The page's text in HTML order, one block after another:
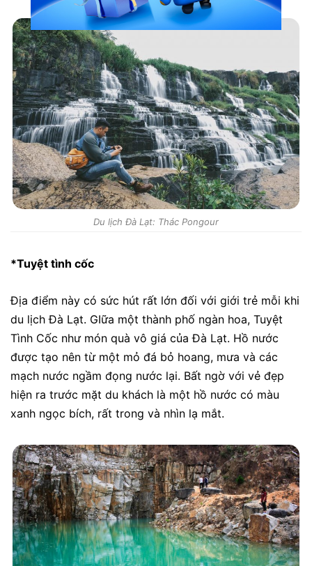
Du lịch Đà Lạt: Thác Pongour
*Tuyệt tình cốc
Địa điểm này có sức hút rất lớn đối với giới trẻ mỗi khi
du lịch Đà Lạt. GIữa một thành phố ngàn hoa, Tuyệt
Tình Cốc như món quà vô giá của Đà Lạt. Hồ nước
được tạo nên từ một mỏ đá bỏ hoang, mưa và các
mạch nước ngầm đọng nước lại. Bất ngờ với vẻ đẹp
hiện ra trước mặt du khách là một hồ nước có màu
xanh ngọc bích, rất trong và nhìn lạ mắt.